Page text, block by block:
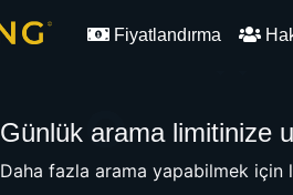
Fiyatlandırma
Günlük arama limitinize
Daha fazla arama yapabilmek için